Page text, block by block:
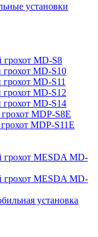
установки
MD-S8
MD-S10
MD-S11
MD-S12
MD-S14
MDP-S8E
MDP-S11E
MESDA MD-
MESDA MD-
установка